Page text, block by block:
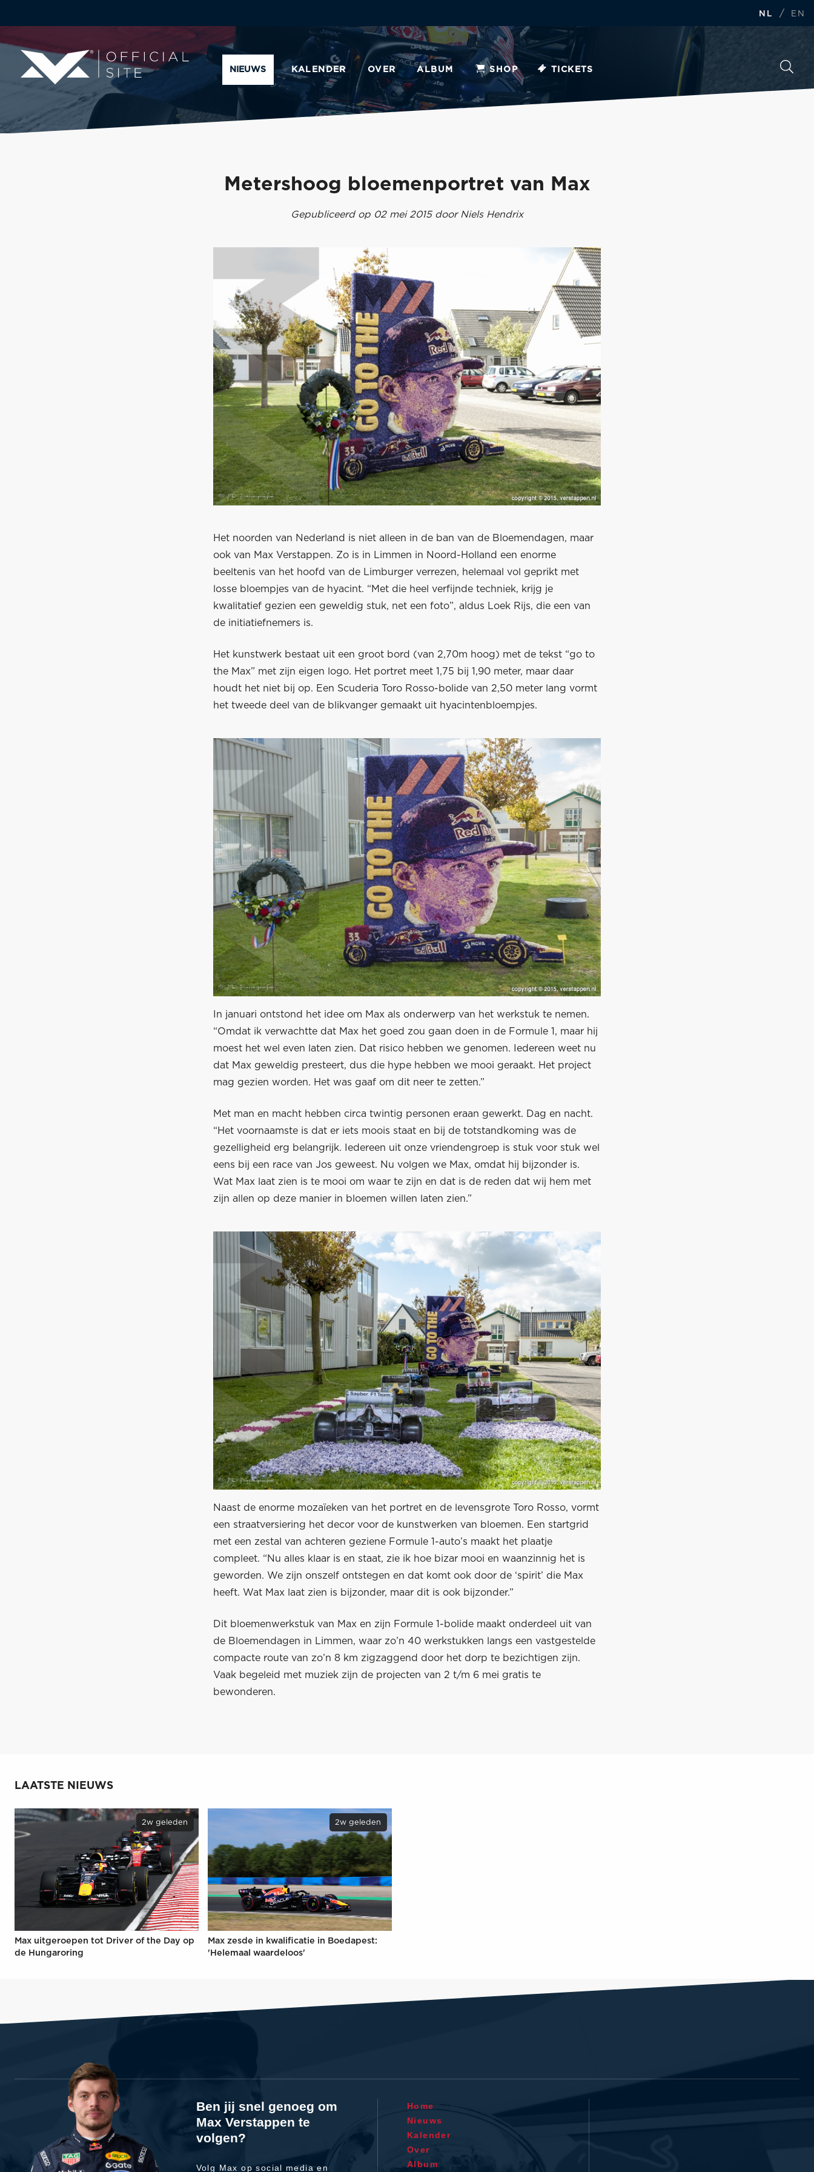
NL / EN
NIEUWS KALENDER OVER ALBUM SHOP TICKETS
Metershoog bloemenportret van Max
Gepubliceerd op 02 mei 2015 door Niels Hendrix
Het noorden van Nederland is niet alleen in de ban van de Bloemendagen, maar
ook van Max Verstappen. Zo is in Limmen in Noord-Holland een enorme
beeltenis van het hoofd van de Limburger verrezen, helemaal vol geprikt met
losse bloempjes van de hyacint. “Met die heel verfijnde techniek, krijg je
kwalitatief gezien een geweldig stuk, net een foto”, aldus Loek Rijs, die een van
de initiatiefnemers is.
Het kunstwerk bestaat uit een groot bord (van 2,70m hoog) met de tekst “go to
the Max” met zijn eigen logo. Het portret meet 1,75 bij 1,90 meter, maar daar
houdt het niet bij op. Een Scuderia Toro Rosso-bolide van 2,50 meter lang vormt
het tweede deel van de blikvanger gemaakt uit hyacintenbloempjes.
In januari ontstond het idee om Max als onderwerp van het werkstuk te nemen.
“Omdat ik verwachtte dat Max het goed zou gaan doen in de Formule 1, maar hij
moest het wel even laten zien. Dat risico hebben we genomen. Iedereen weet nu
dat Max geweldig presteert, dus die hype hebben we mooi geraakt. Het project
mag gezien worden. Het was gaaf om dit neer te zetten.”
Met man en macht hebben circa twintig personen eraan gewerkt. Dag en nacht.
“Het voornaamste is dat er iets moois staat en bij de totstandkoming was de
gezelligheid erg belangrijk. Iedereen uit onze vriendengroep is stuk voor stuk wel
eens bij een race van Jos geweest. Nu volgen we Max, omdat hij bijzonder is.
Wat Max laat zien is te mooi om waar te zijn en dat is de reden dat wij hem met
zijn allen op deze manier in bloemen willen laten zien.”
Naast de enorme mozaïeken van het portret en de levensgrote Toro Rosso, vormt
een straatversiering het decor voor de kunstwerken van bloemen. Een startgrid
met een zestal van achteren geziene Formule 1-auto’s maakt het plaatje
compleet. “Nu alles klaar is en staat, zie ik hoe bizar mooi en waanzinnig het is
geworden. We zijn onszelf ontstegen en dat komt ook door de ‘spirit’ die Max
heeft. Wat Max laat zien is bijzonder, maar dit is ook bijzonder.”
Dit bloemenwerkstuk van Max en zijn Formule 1-bolide maakt onderdeel uit van
de Bloemendagen in Limmen, waar zo’n 40 werkstukken langs een vastgestelde
compacte route van zo’n 8 km zigzaggend door het dorp te bezichtigen zijn.
Vaak begeleid met muziek zijn de projecten van 2 t/m 6 mei gratis te
bewonderen.
LAATSTE NIEUWS
2w geleden
Max uitgeroepen tot Driver of the Day op
de Hungaroring
2w geleden
Max zesde in kwalificatie in Boedapest:
'Helemaal waardeloos'
Ben jij snel genoeg om
Max Verstappen te
volgen?
Volg Max op social media en
Home
Nieuws
Kalender
Over
Album